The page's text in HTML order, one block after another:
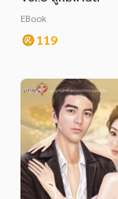
EBook
119